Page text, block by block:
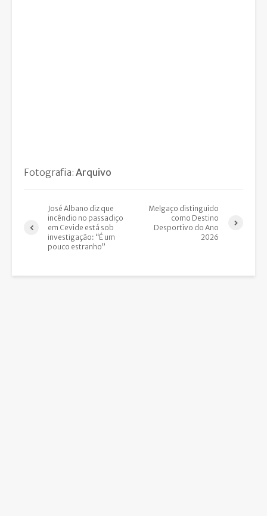
Fotografia: Arquivo
José Albano diz que
incêndio no passadiço
em Cevide está sob
investigação: “É um
pouco estranho”
Melgaço distinguido
como Destino
Desportivo do Ano
2026